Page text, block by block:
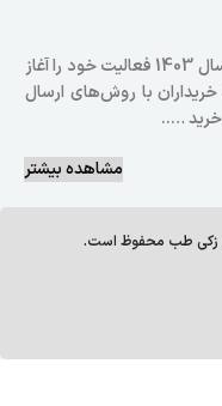
زکی طب یک فروشگاه اینترنتی است که در سال 1403 فعالیت خود را آغاز
خریداران با روش‌های ارسال
خرید …..
مشاهده بیشتر
زکی طب محفوظ است.